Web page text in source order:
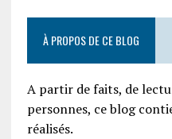
À PROPOS DE CE BLOG
A partir de faits, de
personnes, ce blog
réalisés.